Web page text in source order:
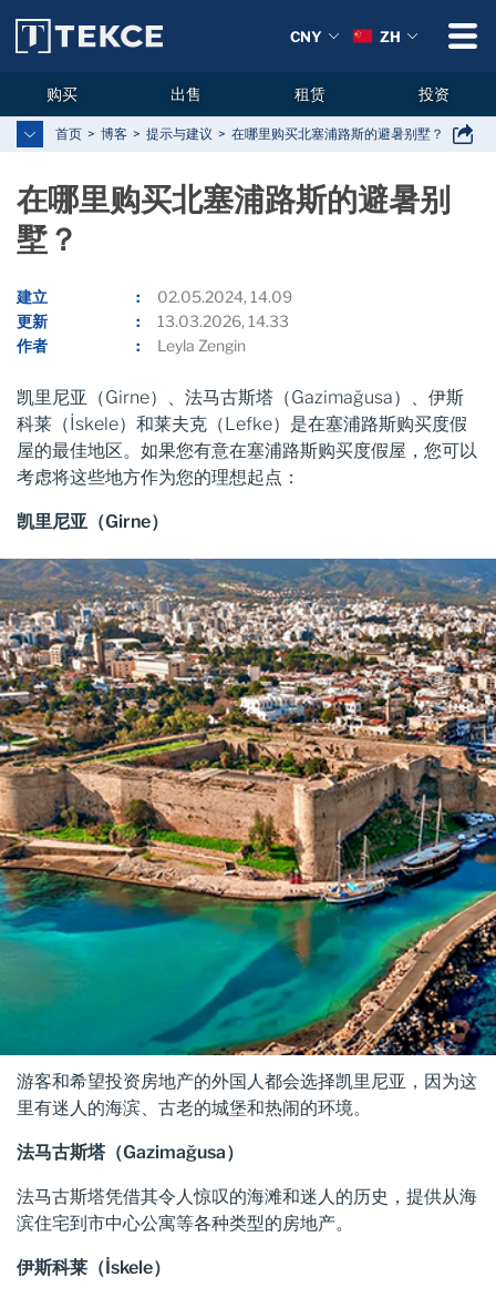
首页 博客 提示与建议 在哪里购买北塞浦路斯的避暑别墅？
在哪里购买北塞浦路斯的避暑别
墅？
建立
02.05.2024, 14.09
更新
13.03.2026, 14.33
作者
Leyla Zengin
凯里尼亚（Girne）、法马古斯塔（Gazimağusa）、伊斯
科莱（İskele）和莱夫克（Lefke）是在塞浦路斯购买度假
屋的最佳地区。如果您有意在塞浦路斯购买度假屋，您可以
考虑将这些地方作为您的理想起点：
凯里尼亚（Girne）
游客和希望投资房地产的外国人都会选择凯里尼亚，因为这
里有迷人的海滨、古老的城堡和热闹的环境。
法马古斯塔（Gazimağusa）
法马古斯塔凭借其令人惊叹的海滩和迷人的历史，提供从海
滨住宅到市中心公寓等各种类型的房地产。
伊斯科莱（İskele）
CNY ZH
购买 出售 租赁 投资